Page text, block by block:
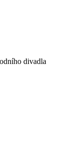
divadla